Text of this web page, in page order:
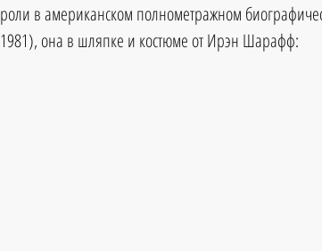
роли в американском полнометражном
1981), она в шляпке и костюме от Ирэн Шарафф: